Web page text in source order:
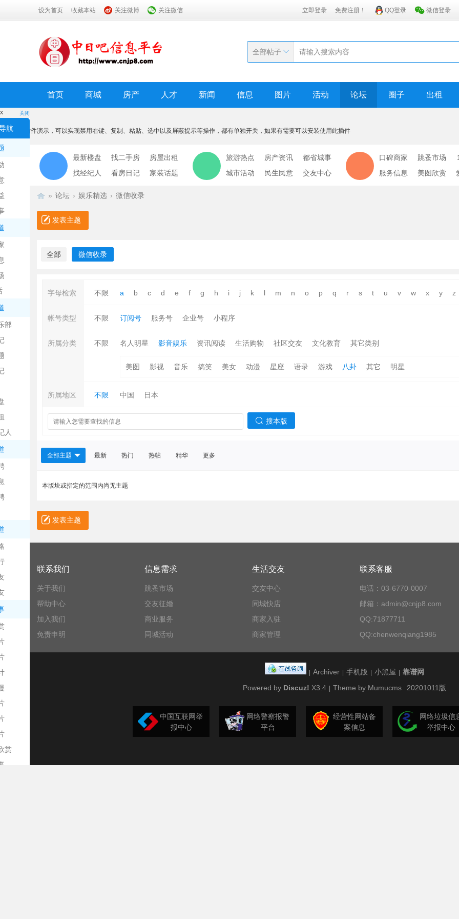
设为首页 收藏本站 关注微博 关注微信 立即登录 免费注册！ QQ登录 微信登录
全部帖子
首页 商城 房产 人才 新闻 信息 图片 活动 论坛 圈子 出租
关闭
航
部
人
赏
x
本功能为插件演示，可以实现禁用右键、复制、粘贴、选中以及屏蔽提示等操作，都有单独开关，如果有需要可以安装使用此插件
我知道了
最新楼盘 找二手房
房屋出租
找经纪人
看房日记 家装话题
旅游热点 房产资讯
都省城事
城市活动
民生民意 交友中心
口碑商家 跳蚤市场
服务信息
美图欣赏
» 论坛 › 娱乐精选 › 微信收录
发表主题
全部 微信收录
字母检索 不限 a b c d e f g h i j k l m n o p q r s t u v w x y z
帐号类型 不限 订阅号 服务号 企业号 小程序
所属分类 不限 名人明星 影音娱乐 资讯阅读 生活购物 社区交友 文化教育 其它类别
美图 影视 音乐 搞笑 美女 动漫 星座 语录 游戏 八卦 其它 明星
所属地区 不限 中国 日本
搜本版
全部主题 最新 热门 热帖 精华 更多
本版块或指定的范围内尚无主题
发表主题
联系我们
关于我们
帮助中心
加入我们
免责申明
信息需求
跳蚤市场
交友征婚
商业服务
同城活动
生活交友
交友中心
同城快店
商家入驻
商家管理
联系客服
电话：03-6770-0007
邮箱：admin@cnjp8.com
QQ:71877711
QQ:chenwenqiang1985
Archiver 手机版 小黑屋
靠谱网
Powered by Discuz! X3.4 Theme by Mumucms 20201011版
中国互联网举
报中心
网络警察报警
平台
经营性网站备
案信息
网络垃圾信
举报中心